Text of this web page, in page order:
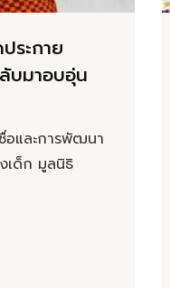
ประกาย
บมาอบอุ่น
อและการพัฒนา
เด็ก มูลนิธิ